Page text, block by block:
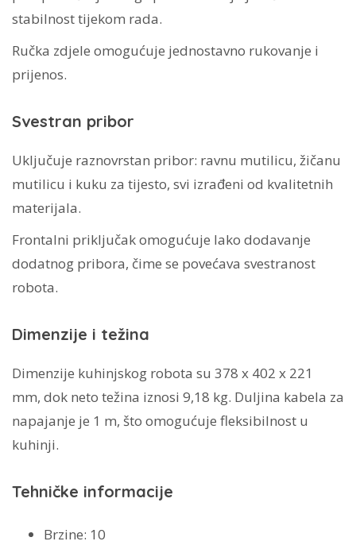
stabilnost tijekom rada.
Ručka zdjele omogućuje jednostavno rukovanje i
prijenos.
Svestran pribor
Uključuje raznovrstan pribor: ravnu mutilicu, žičanu
mutilicu i kuku za tijesto, svi izrađeni od kvalitetnih
materijala.
Frontalni priključak omogućuje lako dodavanje
dodatnog pribora, čime se povećava svestranost
robota.
Dimenzije i težina
Dimenzije kuhinjskog robota su 378 x 402 x 221
mm, dok neto težina iznosi 9,18 kg. Duljina kabela za
napajanje je 1 m, što omogućuje fleksibilnost u
kuhinji.
Tehničke informacije
Brzine: 10